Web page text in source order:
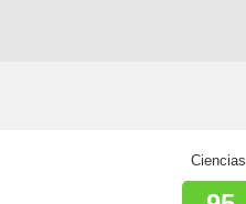
Ciencias